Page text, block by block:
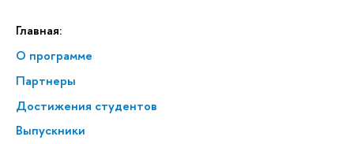
Главная:
О программе
Партнеры
Достижения студентов
Выпускники